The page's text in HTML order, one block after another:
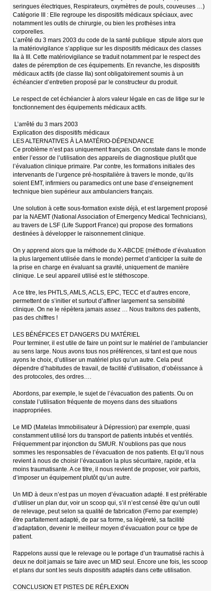
seringues électriques, Respirateurs, oxymètres de pouls, couveuses …)
Catégorie III : Elle regroupe les dispositifs médicaux spéciaux, avec
notamment les outils de chirurgie, ou bien les prothèses intra
corporelles.
L’arrêté du 3 mars 2003 du code de la santé publique stipule alors que
la matériovigilance s’applique sur les dispositifs médicaux des classes
IIa à III. Cette matériovigilance se traduit notamment par le respect des
dates de péremption de ces équipements. En revanche, les dispositifs
médicaux actifs (de classe IIa) sont obligatoirement soumis à un
échéancier d’entretien proposé par le constructeur du produit.
Le respect de cet échéancier à alors valeur légale en cas de litige sur le
fonctionnement des équipements médicaux actifs.
L’arrêté du 3 mars 2003
Explication des dispositifs médicaux
LES ALTERNATIVES À LA MATÉRIO-DÉPENDANCE
Ce problème n’est pas uniquement français. On constate dans le monde
entier l’essor de l’utilisation des appareils de diagnostique plutôt que
l’évaluation clinique primaire. Par contre, les formations initiales des
intervenants de l’urgence pré-hospitalière à travers le monde, qu’ils
soient EMT, infirmiers ou paramedics ont une base d’enseignement
technique bien supérieur aux ambulanciers français.
Une solution à cette sous-formation existe déjà, et est largement proposé
par la NAEMT (National Association of Emergency Medical Technicians),
au travers de LSF (Life Support France) qui propose des formations
destinées à développer le raisonnement clinique.
On y apprend alors que la méthode du X-ABCDE (méthode d’évaluation
la plus largement utilisée dans le monde) permet d’anticiper la suite de
la prise en charge en évaluant sa gravité, uniquement de manière
clinique. Le seul appareil utilisé est le stéthoscope.
A ce titre, les PHTLS, AMLS, ACLS, EPC, TECC et d’autres encore,
permettent de s’initier et surtout d’affiner largement sa sensibilité
clinique. On ne le répètera jamais assez … Nous traitons des patients,
pas des chiffres !
LES BÉNÉFICES ET DANGERS DU MATÉRIEL
Pour terminer, il est utile de faire un point sur le matériel de l’ambulancier
au sens large. Nous avons tous nos préférences, si tant est que nous
ayons le choix, d’utiliser un matériel plus qu’un autre. Cela peut
dépendre d’habitudes de travail, de facilité d’utilisation, d’obéissance à
des protocoles, des ordres….
Abordons, par exemple, le sujet de l’évacuation des patients. Ou on
constate l’utilisation fréquente de moyens dans des situations
inappropriées.
Le MID (Matelas Immobilisateur à Dépression) par exemple, quasi
constamment utilisé lors du transport de patients intubés et ventilés.
Fréquemment par injonction du SMUR. N’oublions pas que nous
sommes les responsables de l’évacuation de nos patients. Et qu’il nous
revient à nous de choisir l’évacuation la plus sécuritaire, rapide, et la
moins traumatisante. A ce titre, il nous revient de proposer, voir parfois,
d’imposer un équipement plutôt qu’un autre.
Un MID à deux n’est pas un moyen d’évacuation adapté. Il est préférable
d’utiliser un plan dur, voir un scoop qui, s’il n’est censé être qu’un outil
de relevage, peut selon sa qualité de fabrication (Ferno par exemple)
être parfaitement adapté, de par sa forme, sa légèreté, sa facilité
d’adaptation, devenir le meilleur moyen d’évacuation pour ce type de
patient.
Rappelons aussi que le relevage ou le portage d’un traumatisé rachis à
deux ne doit jamais se faire avec un MID seul. Encore une fois, les scoop
et plans dur sont les seuls dispositifs adaptés dans cette utilisation.
CONCLUSION ET PISTES DE RÉFLEXION